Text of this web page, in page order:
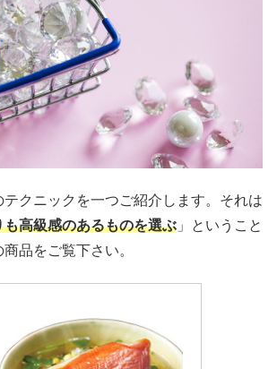
テクニックを一つご紹介します。それは
高級感のあるものを選ぶ 」ということ
品をご覧下さい。